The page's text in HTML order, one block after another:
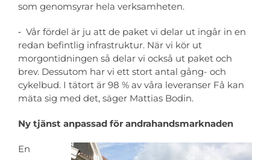
som genomsyrar hela verksamheten.
‑ Vår fördel är ju att de paket vi delar ut ingår in en
redan befintlig infrastruktur. När vi kör ut
morgontidningen så delar vi också ut paket och
brev. Dessutom har vi ett stort antal gång- och
cykelbud. I tätort är 98 % av våra leveranser Få kan
mäta sig med det, säger Mattias Bodin.
Ny tjänst anpassad för andrahandsmarknaden
En